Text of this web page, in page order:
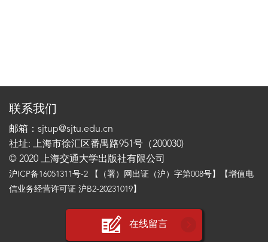
联系我们
邮箱：sjtup@sjtu.edu.cn
社址: 上海市徐汇区番禺路951号（200030)
© 2020 上海交通大学出版社有限公司
沪ICP备16051311号-2 【（署）网出证（沪）字第008号】【增值电
信业务经营许可证 沪B2-20231019】
在线留言